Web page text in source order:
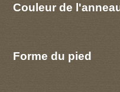
Couleur de
Forme du pied